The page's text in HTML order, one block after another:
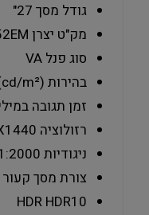
גודל מסך 27"
מק"ט יצרן
סוג פנלVA
בהירות (cd/m²)
זמן תגובה
רזולוציה
ניגודיות
צורת מסך קעור
HDR HDR10